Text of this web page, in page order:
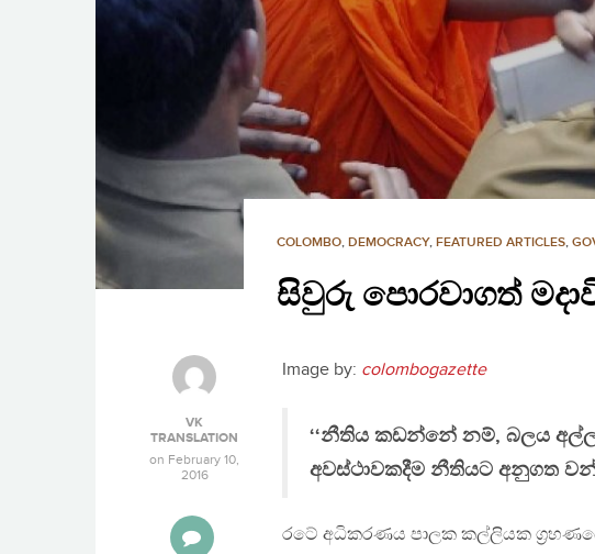
COLOMBO, DEMOCRACY, FEATURED ARTICLES,
සිවුරු පොරවාගත්
VK
TRANSLATION
on February 10,
2016
Image by: colombogazette
‘‘නීතිය කඩන්නේ නම්, බලය
අවස්ථාවකදීම නීතියට අනුගත
රටේ අධිකරණය පාලක කල්ලියක